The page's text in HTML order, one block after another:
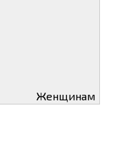
Женщинам